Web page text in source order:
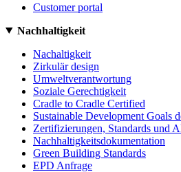
Customer portal
Nachhaltigkeit
Nachaltigkeit
Zirkulär design
Umweltverantwortung
Soziale Gerechtigkeit
Cradle to Cradle Certified
Sustainable Development Goals
Zertifizierungen, Standards und
Nachhaltigkeitsdokumentation
Green Building Standards
EPD Anfrage